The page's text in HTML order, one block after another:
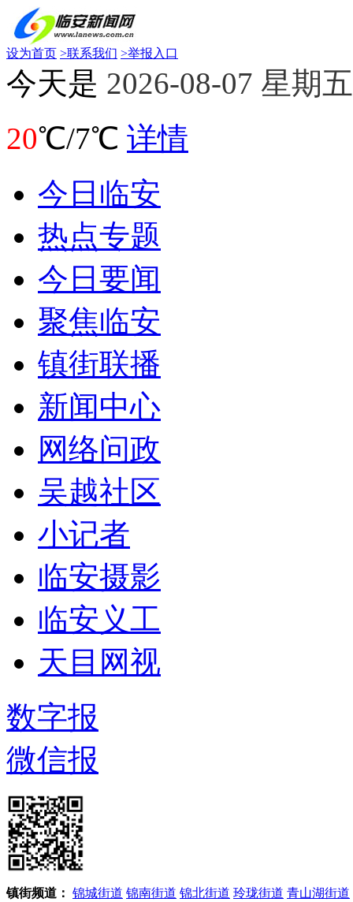
设为首页 >联系我们 >举报入口
今天是 2026-08-07 星期五
20℃/7℃ 详情
今日临安
热点专题
今日要闻
聚焦临安
镇街联播
新闻中心
网络问政
吴越社区
小记者
临安摄影
临安义工
天目网视
数字报
微信报
镇街频道： 锦城街道 锦南街道 锦北街道 玲珑街道 青山湖街道